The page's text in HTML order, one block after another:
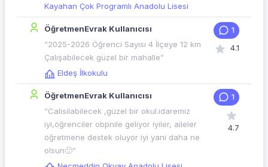
Kayahan Çok Programlı Anadolu Lisesi
ÖğretmenEvrak Kullanıcısı
“2025-2026 Öğrenci Sayısı 4 İlçeye 12 km
Çalışabilecek güzel bir mahalle”
Eldeş İlkokulu
1
4.1
ÖğretmenEvrak Kullanıcısı
“Calisilabilecek ,güzel bir okul.idaremiz
iyi,öğrenciler obpnile geliyor iyiler, aileler
öğretmene destek oluyor iyi yani daha ne
olsun🙂”
1
4.7